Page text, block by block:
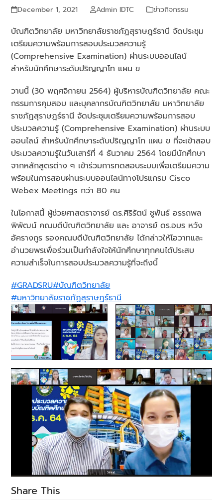
December 1, 2021 Admin IDTC ข่าวกิจกรรม
บัณฑิตวิทยาลัย มหาวิทยาลัยราชภัฏสุราษฎร์ธานี จัดประชุม
เตรียมความพร้อมการสอบประมวลความรู้
(Comprehensive Examination) ผ่านระบบออนไลน์
สำหรับนักศึกษาระดับปริญญาโท แผน ข
วานนี้ (30 พฤศจิกายน 2564) ผู้บริหารบัณฑิตวิทยาลัย คณะ
กรรมการคุมสอบ และบุคลากรบัณฑิตวิทยาลัย มหาวิทยาลัย
ราชภัฏสุราษฎร์ธานี จัดประชุมเตรียมความพร้อมการสอบ
ประมวลความรู้ (Comprehensive Examination) ผ่านระบบ
ออนไลน์ สำหรับนักศึกษาระดับปริญญาโท แผน ข ที่จะเข้าสอบ
ประมวลความรู้ในวันเสาร์ที่ 4 ธันวาคม 2564 โดยมีนักศึกษา
จากหลักสูตรต่าง ๆ เข้าร่วมการทดสอบระบบเพื่อเตรียมความ
พร้อมในการสอบผ่านระบบออนไลน์ทางโปรแกรม Cisco
Webex Meetings กว่า 80 คน
ในโอกาสนี้ ผู้ช่วยศาสตราจารย์ ดร.ศิริรัตน์ ชูพันธ์ อรรถพล
พิพัฒน์ คณบดีบัณฑิตวิทยาลัย และ อาจารย์ ดร.อมร หวัง
อัครางกูร รองคณบดีบัณฑิตวิทยาลัย ได้กล่าวให้โอวาทและ
อำนวยพรเพื่อร่วมเป็นกำลังใจให้นักศึกษาทุกคนได้ประสบ
ความสำเร็จในการสอบประมวลความรู้ที่จะถึงนี้
#GRADSRU#บัณฑิตวิทยาลัย
#มหาวิทยาลัยราชภัฏสุราษฎร์ธานี
Share This